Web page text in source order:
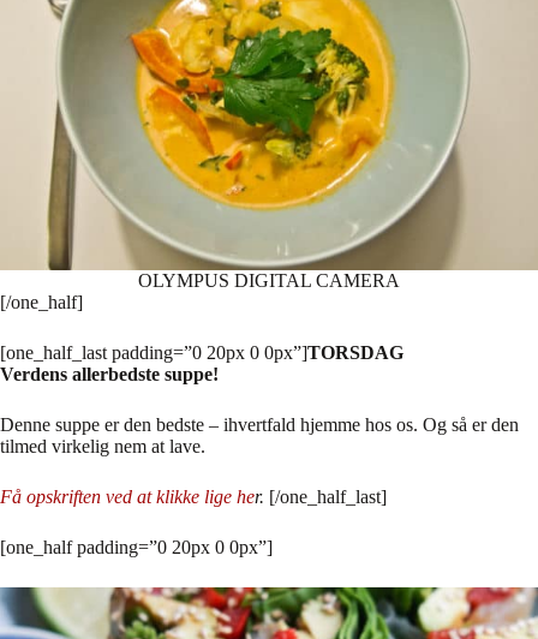
OLYMPUS DIGITAL CAMERA
[/one_half]
[one_half_last padding=”0 20px 0 0px”]TORSDAG
Verdens allerbedste suppe!
Denne suppe er den bedste – ihvertfald hjemme hos os. Og så er den
tilmed virkelig nem at lave.
Få opskriften ved at klikke lige her. [/one_half_last]
[one_half padding=”0 20px 0 0px”]